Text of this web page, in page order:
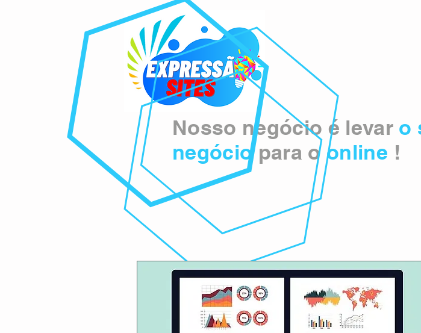
Nosso negócio é levar o
negóciopara oonline !